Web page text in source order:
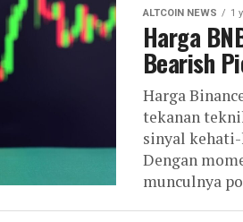
ALTCOIN NEWS 1
Harga
Bearish
Harga
tekanan
sinyal
Dengan
munculnya